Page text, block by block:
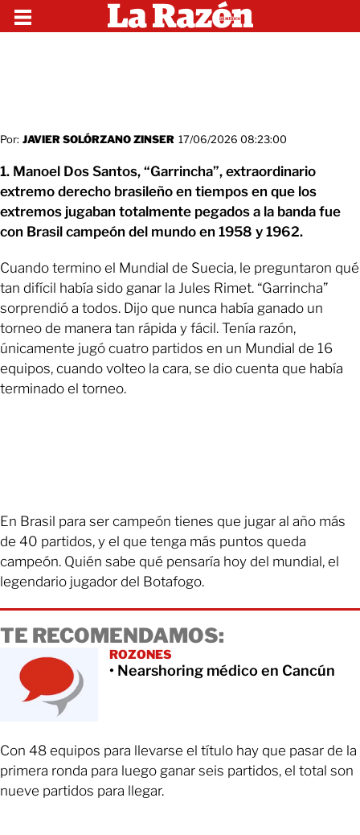
Por: JAVIER SOLÓRZANO ZINSER 17/06/2026 08:23:00
1. Manoel Dos Santos, “Garrincha”, extraordinario
extremo derecho brasileño en tiempos en que los
extremos jugaban totalmente pegados a la banda fue
con Brasil campeón del mundo en 1958 y 1962.
Cuando termino el Mundial de Suecia, le preguntaron qué
tan difícil había sido ganar la Jules Rimet. “Garrincha”
sorprendió a todos. Dijo que nunca había ganado un
torneo de manera tan rápida y fácil. Tenía razón,
únicamente jugó cuatro partidos en un Mundial de 16
equipos, cuando volteo la cara, se dio cuenta que había
terminado el torneo.
En Brasil para ser campeón tienes que jugar al año más
de 40 partidos, y el que tenga más puntos queda
campeón. Quién sabe qué pensaría hoy del mundial, el
legendario jugador del Botafogo.
TE RECOMENDAMOS:
ROZONES
• Nearshoring médico en Cancún
Con 48 equipos para llevarse el título hay que pasar de la
primera ronda para luego ganar seis partidos, el total son
nueve partidos para llegar.